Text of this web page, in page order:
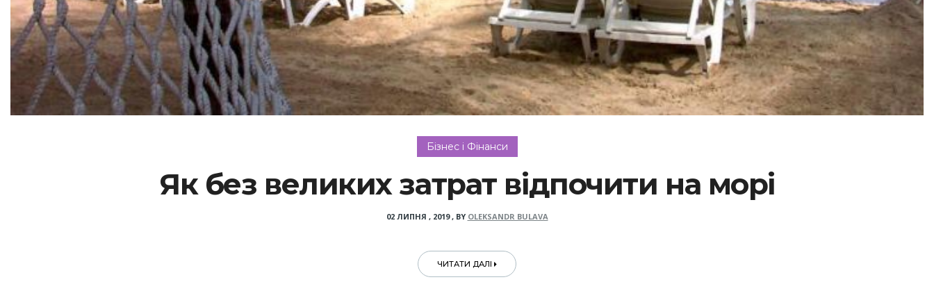
Бізнес і Фінанси
Як без великих затрат відпочити на морі
02 ЛИПНЯ , 2019, BY OLEKSANDR BULAVA
ЧИТАТИ ДАЛІ